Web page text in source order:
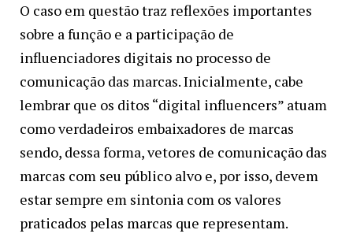
O caso em questão traz reflexões importantes
sobre a função e a participação de
influenciadores digitais no processo de
comunicação das marcas. Inicialmente, cabe
lembrar que os ditos “digital influencers” atuam
como verdadeiros embaixadores de marcas
sendo, dessa forma, vetores de comunicação das
marcas com seu público alvo e, por isso, devem
estar sempre em sintonia com os valores
praticados pelas marcas que representam.